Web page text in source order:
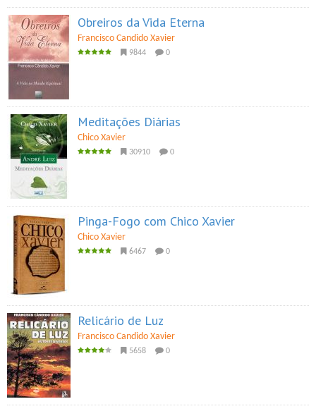
Obreiros da Vida Eterna
Francisco Candido Xavier
9844 0
Meditações Diárias
Chico Xavier
30910 0
Pinga-Fogo com Chico Xavier
Chico Xavier
6467 0
Relicário de Luz
Francisco Candido Xavier
5658 0